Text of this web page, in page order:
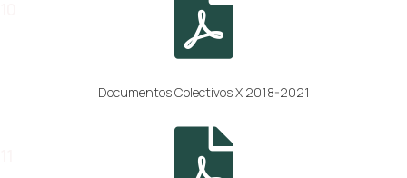
Documentos Colectivos X 2018-2021